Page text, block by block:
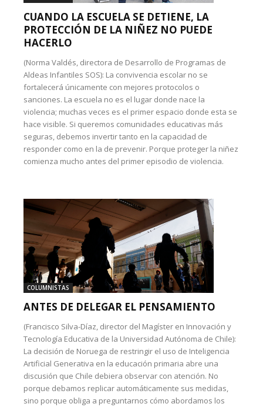
CUANDO LA ESCUELA SE DETIENE, LA
PROTECCIÓN DE LA NIÑEZ NO PUEDE
HACERLO
(Norma Valdés, directora de Desarrollo de Programas de
Aldeas Infantiles SOS): La convivencia escolar no se
fortalecerá únicamente con mejores protocolos o
sanciones. La escuela no es el lugar donde nace la
violencia; muchas veces es el primer espacio donde esta se
hace visible. Si queremos comunidades educativas más
seguras, debemos invertir tanto en la capacidad de
responder como en la de prevenir. Porque proteger la niñez
comienza mucho antes del primer episodio de violencia.
COLUMNISTAS
ANTES DE DELEGAR EL PENSAMIENTO
(Francisco Silva-Díaz, director del Magíster en Innovación y
Tecnología Educativa de la Universidad Autónoma de Chile):
La decisión de Noruega de restringir el uso de Inteligencia
Artificial Generativa en la educación primaria abre una
discusión que Chile debiera observar con atención. No
porque debamos replicar automáticamente sus medidas,
sino porque obliga a preguntarnos cómo abordamos los